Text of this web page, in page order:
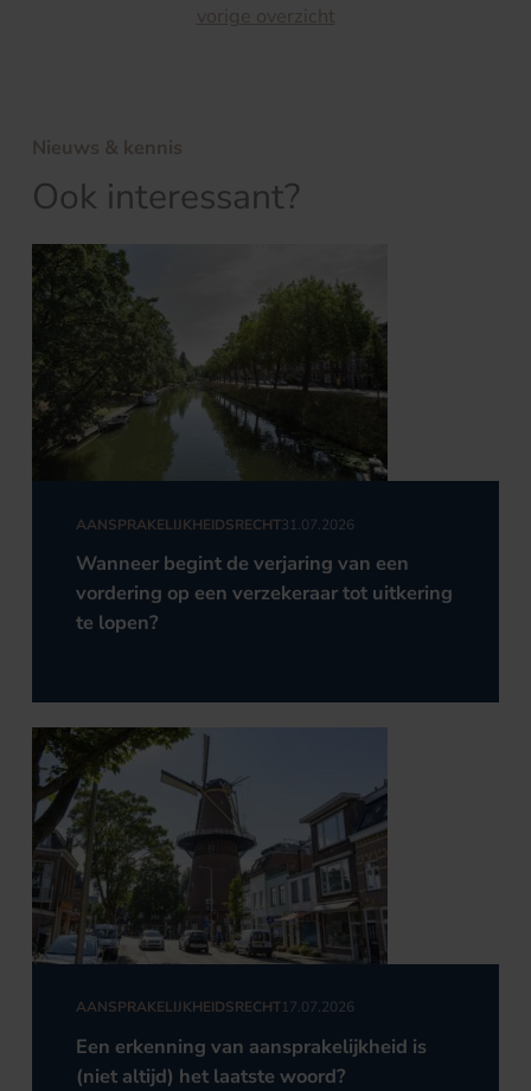
vorige overzicht
Nieuws & kennis
Ook interessant?
AANSPRAKELIJKHEIDSRECHT31.07.2026
Wanneer begint de verjaring van een
vordering op een verzekeraar tot uitkering
te lopen?
AANSPRAKELIJKHEIDSRECHT17.07.2026
Een erkenning van aansprakelijkheid is
(niet altijd) het laatste woord?